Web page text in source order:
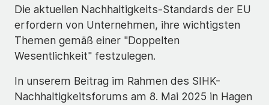
Die aktuellen Nachhaltigkeits-Standards der EU
erfordern von Unternehmen, ihre wichtigsten
Themen gemäß einer "Doppelten
Wesentlichkeit" festzulegen.
In unserem Beitrag im Rahmen des SIHK-
Nachhaltigkeitsforums am 8. Mai 2025 in Hagen